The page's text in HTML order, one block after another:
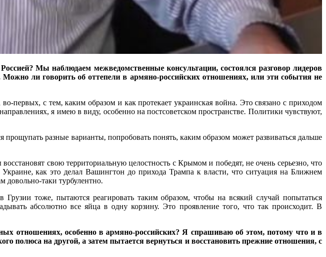
Мы наблюдаем межведомственные консультации, состоялся разговор лидеров
ли говорить об оттепели в армяно-российских отношениях, или эти события не
первых, с тем, каким образом и как протекает украинская война. Это связано с приходом
я имею в виду, особенно на постсоветском пространстве. Политики чувствуют,
разные варианты, попробовать понять, каким образом может развиваться дальше
свою территориальную целостность с Крымом и победят, не очень серьезно, что
как это делал Вашингтон до прихода Трампа к власти, что ситуация на Ближнем
довольно-таки турбулентно.
тоже, пытаются реагировать таким образом, чтобы на всякий случай попытаться
абсолютно все яйца в одну корзину. Это проявление того, что так происходит. В
отношениях, особенно в армяно-российских? Я спрашиваю об этом, потому что и в
полюса на другой, а затем пытается вернуться и восстановить прежние отношения, с